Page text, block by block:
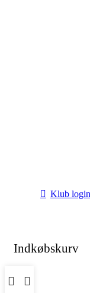
Klub login
Indkøbskurv